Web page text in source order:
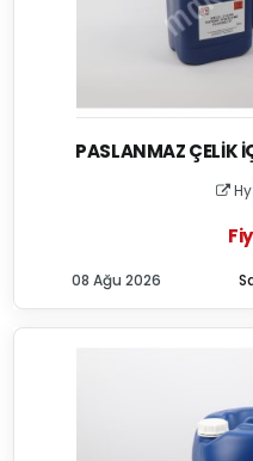
PASLANMAZ ÇELIK
Hy
08 Ağu 2026